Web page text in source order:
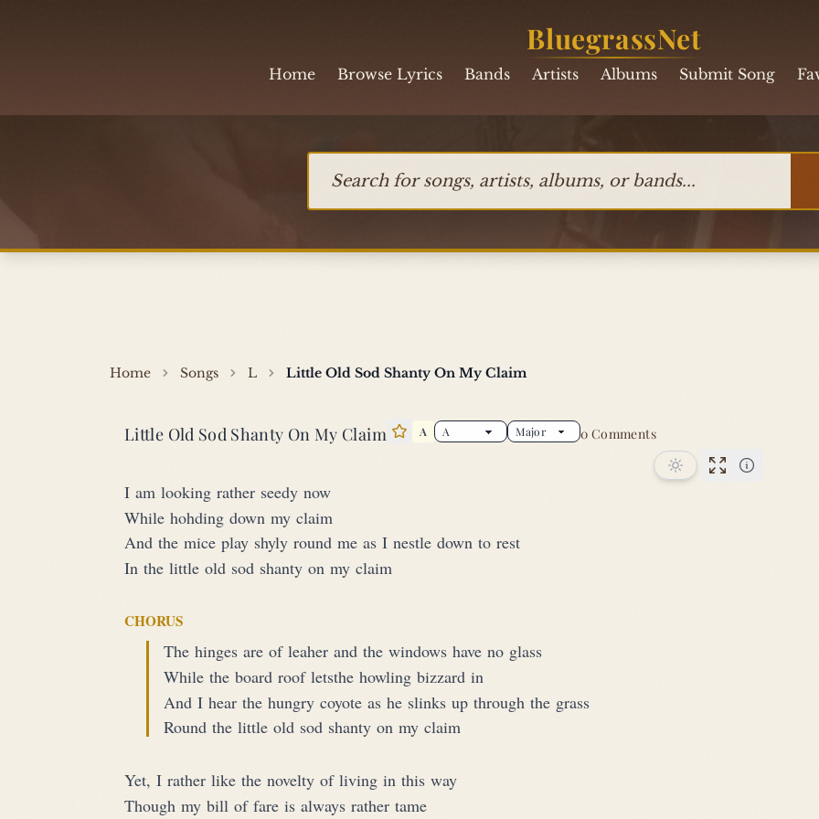
BluegrassNet
Home Browse Lyrics Bands Artists Albums Submit Song
Home Songs L Little Old Sod Shanty On My Claim
Little Old Sod Shanty On My Claim Star this song
A 0 Comments
I am looking rather seedy now
While hohding down my claim
And the mice play shyly round me as I nestle down to rest
In the little old sod shanty on my claim
CHORUS
The hinges are of leaher and the windows have no glass
While the board roof letsthe howling bizzard in
And I hear the hungry coyote as he slinks up through the grass
Round the little old sod shanty on my claim
Yet, I rather like the novelty of living in this way
Though my bill of fare is always rather tame